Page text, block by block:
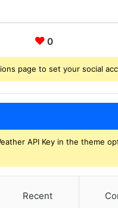
0
page to set your social
API Key in the theme
Recent